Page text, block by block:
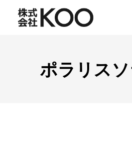
ポラリス